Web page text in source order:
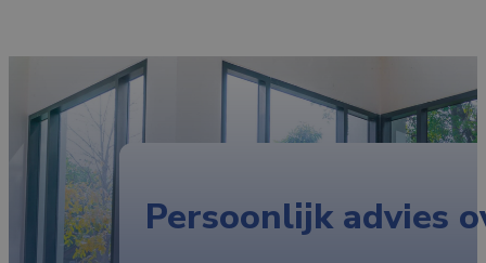
Persoonlijk advies